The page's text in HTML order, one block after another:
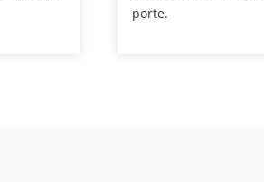
porte.